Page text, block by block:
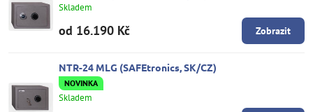
Skladem
od 16.190 Kč Zobrazit
NTR-24 MLG (SAFEtronics, SK/CZ)
NOVINKA
Skladem